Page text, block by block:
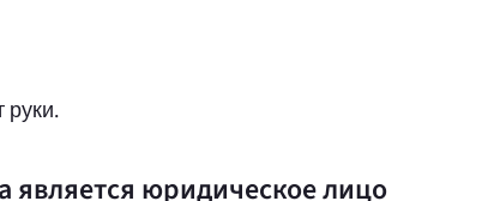
руки.
является юридическое лицо